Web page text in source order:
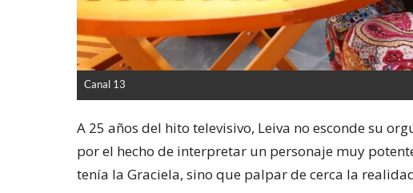
Canal 13
A 25 años del hito televisivo, Leiva no esconde su
por el hecho de interpretar un personaje muy
tenía la Graciela, sino que palpar de cerca la